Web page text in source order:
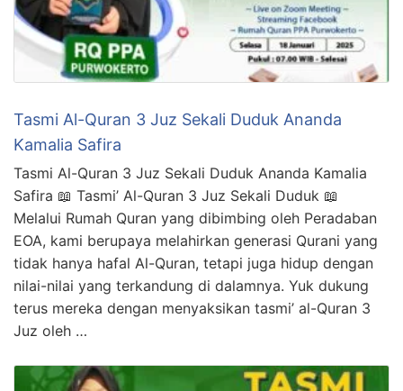
Tasmi Al-Quran 3 Juz Sekali Duduk Ananda
Kamalia Safira
Tasmi Al-Quran 3 Juz Sekali Duduk Ananda Kamalia
Safira 📖 Tasmi’ Al-Quran 3 Juz Sekali Duduk 📖
Melalui Rumah Quran yang dibimbing oleh Peradaban
EOA, kami berupaya melahirkan generasi Qurani yang
tidak hanya hafal Al-Quran, tetapi juga hidup dengan
nilai-nilai yang terkandung di dalamnya. Yuk dukung
terus mereka dengan menyaksikan tasmi’ al-Quran 3
Juz oleh …